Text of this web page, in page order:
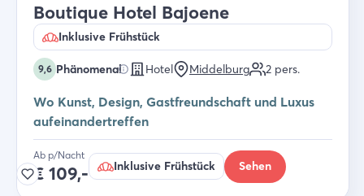
Boutique Hotel Bajoene
Inklusive Frühstück
9,6 Phänomenal Hotel Middelburg 2 pers.
Wo Kunst, Design, Gastfreundschaft und Luxus
aufeinandertreffen
Ab p/Nacht
€ 109,- Inklusive Frühstück Sehen